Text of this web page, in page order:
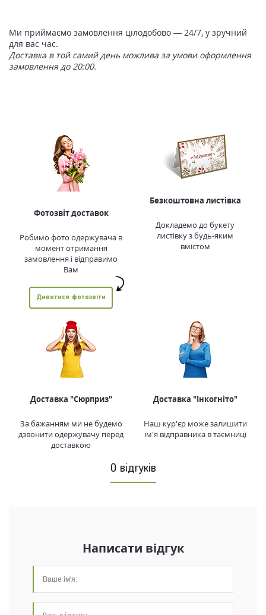
Ми приймаємо замовлення цілодобово — 24/7, у зручний
для вас час.
Доставка в той самий день можлива за умови оформлення
замовлення до 20:00.
Фотозвіт доставок
Робимо фото одержувача в
момент отримання
замовлення і відправимо
Вам
Дивитися фотозвіти
Безкоштовна листівка
Докладемо до букету
листівку з будь-яким
вмістом
Доставка "Сюрприз"
За бажанням ми не будемо
дзвонити одержувачу перед
доставкою
Доставка "Інкогніто"
Наш кур'єр може залишити
ім'я відправника в таємниці
0 відгуків
Написати відгук